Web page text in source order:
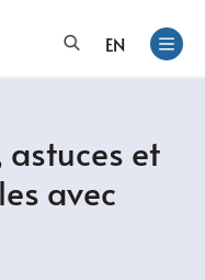
EN
et
avec